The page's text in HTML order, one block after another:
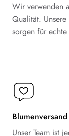
Wir verwenden
Qualität.
sorgen für
Unser Team ist